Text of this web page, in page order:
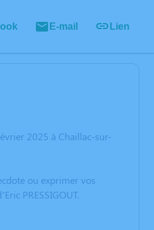
E-mail Lien
2025 à Chaillac-sur-
ou exprimer vos
PRESSIGOUT.